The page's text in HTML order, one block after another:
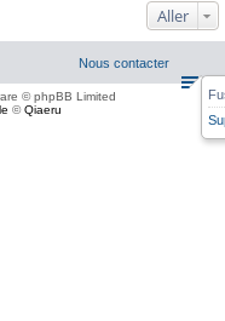
Aller
Nous contacter
© phpBB Limited
©Qiaeru